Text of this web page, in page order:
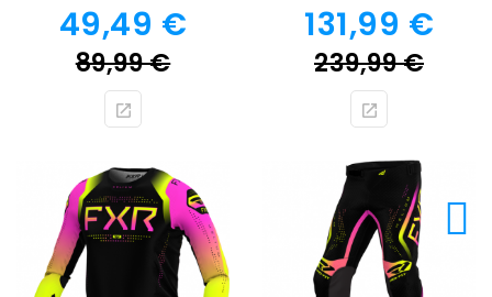
Prix
49,49 €
89,99 €Prix
Prix
131,99 €
239,99 €Prix